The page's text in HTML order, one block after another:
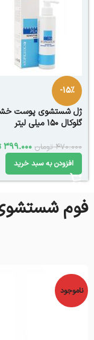
-15%
ژل شستشوی پوست
گلوکال 150 میلی لیتر
470.000 تومان 399.000
افزودن به سبد خرید
فوم شستشوی
ناموجود